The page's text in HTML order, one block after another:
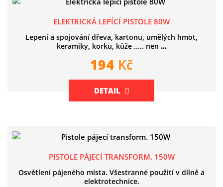
ELEKTRICKÁ LEPÍCÍ PISTOLE 80W
Lepení a spojování dřeva, kartonu, umělých hmot,
keramiky, korku, kůže ..... nen ...
194 Kč
DETAIL
PISTOLE PÁJECÍ TRANSFORM. 150W
Osvětlení pájeného místa. Všestranné použití v dílně a
elektrotechnice.